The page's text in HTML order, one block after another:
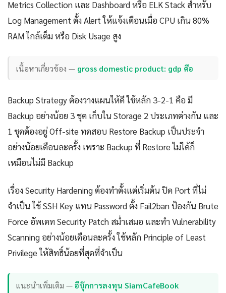
Metrics Collection และ Dashboard หรือ ELK Stack สำหรับ
Log Management ตั้ง Alert ให้แจ้งเตือนเมื่อ CPU เกิน 80%
RAM ใกล้เต็ม หรือ Disk Usage สูง
เนื้อหาเกี่ยวข้อง — gross domestic product: gdp คือ
Backup Strategy ต้องวางแผนให้ดี ใช้หลัก 3-2-1 คือ มี
Backup อย่างน้อย 3 ชุด เก็บใน Storage 2 ประเภทต่างกัน และ
1 ชุดต้องอยู่ Off-site ทดสอบ Restore Backup เป็นประจำ
อย่างน้อยเดือนละครั้ง เพราะ Backup ที่ Restore ไม่ได้ก็
เหมือนไม่มี Backup
เรื่อง Security Hardening ต้องทำตั้งแต่เริ่มต้น ปิด Port ที่ไม่
จำเป็น ใช้ SSH Key แทน Password ตั้ง Fail2ban ป้องกัน Brute
Force อัพเดท Security Patch สม่ำเสมอ และทำ Vulnerability
Scanning อย่างน้อยเดือนละครั้ง ใช้หลัก Principle of Least
Privilege ให้สิทธิ์น้อยที่สุดที่จำเป็น
แนะนำเพิ่มเติม —อีบุ๊กการลงทุน SiamCafeBook